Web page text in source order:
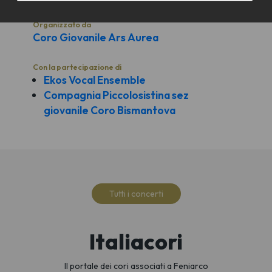
Organizzato da
Coro Giovanile Ars Aurea
Con la partecipazione di
Ekos Vocal Ensemble
Compagnia Piccolosistina sez
giovanile Coro Bismantova
Tutti i concerti
Italiacori
Il portale dei cori associati a Feniarco